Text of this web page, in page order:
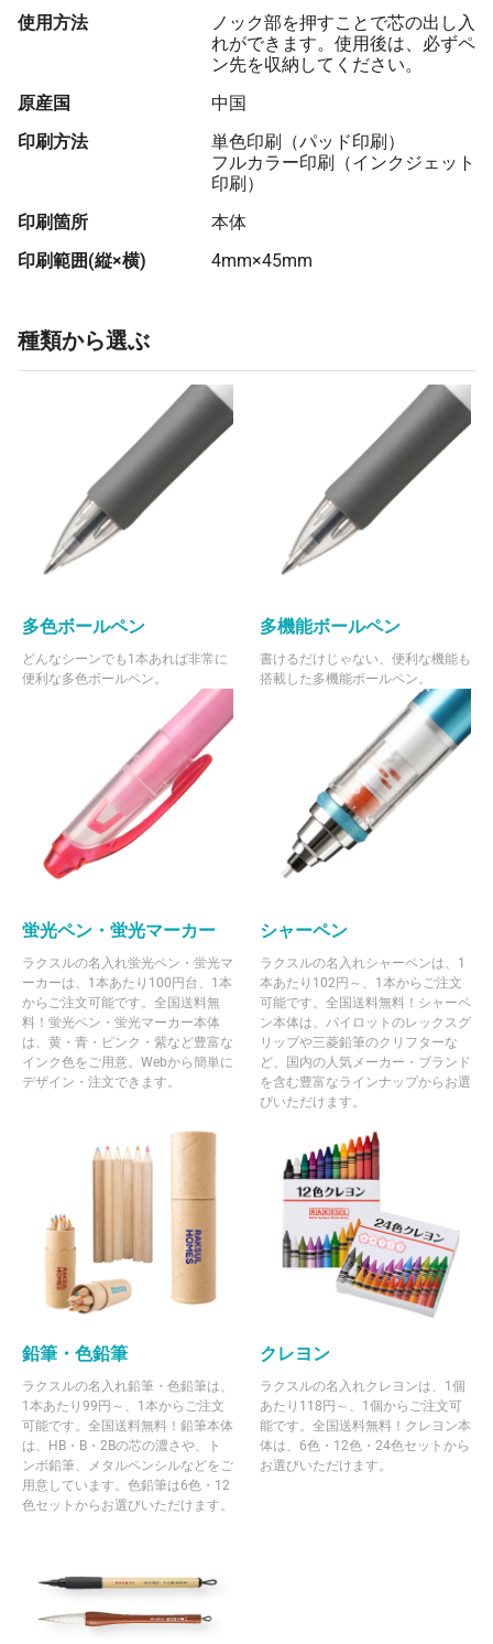
使用方法
ノック部を押すことで芯の出し入
れができます。使用後は、必ずペ
ン先を収納してください。
原産国
中国
印刷方法
単色印刷（パッド印刷）
フルカラー印刷（インクジェット
印刷）
印刷箇所
本体
印刷範囲(縦×横)
4mm×45mm
種類から選ぶ
多色ボールペン
どんなシーンでも1本あれば非常に
便利な多色ボールペン。
多機能ボールペン
書けるだけじゃない、便利な機能も
搭載した多機能ボールペン。
蛍光ペン・蛍光マーカー
ラクスルの名入れ蛍光ペン・蛍光マ
ーカーは、1本あたり100円台、1本
からご注文可能です。全国送料無
料！蛍光ペン・蛍光マーカー本体
は、黄・青・ピンク・紫など豊富な
インク色をご用意。Webから簡単に
デザイン・注文できます。
シャーペン
ラクスルの名入れシャーペンは、1
本あたり102円～、1本からご注文
可能です。全国送料無料！シャーペ
ン本体は、パイロットのレックスグ
リップや三菱鉛筆のクリフターな
ど、国内の人気メーカー・ブランド
を含む豊富なラインナップからお選
びいただけます。
鉛筆・色鉛筆
ラクスルの名入れ鉛筆・色鉛筆は、
1本あたり99円～、1本からご注文
可能です。全国送料無料！鉛筆本体
は、HB・B・2Bの芯の濃さや、ト
ンボ鉛筆、メタルペンシルなどをご
用意しています。色鉛筆は6色・12
色セットからお選びいただけます。
クレヨン
ラクスルの名入れクレヨンは、1個
あたり118円～、1個からご注文可
能です。全国送料無料！クレヨン本
体は、6色・12色・24色セットから
お選びいただけます。